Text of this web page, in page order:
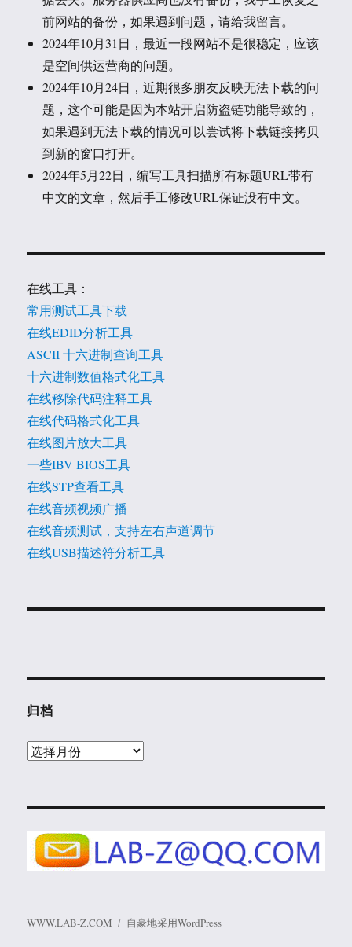
前网站的备份，如果遇到问题，请给我留言。
2024年10月31日，最近一段网站不是很稳定，应该
是空间供运营商的问题。
2024年10月24日，近期很多朋友反映无法下载的问
题，这个可能是因为本站开启防盗链功能导致的，
如果遇到无法下载的情况可以尝试将下载链接拷贝
到新的窗口打开。
2024年5月22日，编写工具扫描所有标题URL带有
中文的文章，然后手工修改URL保证没有中文。
在线工具：
常用测试工具下载
在线EDID分析工具
ASCII 十六进制查询工具
十六进制数值格式化工具
在线移除代码注释工具
在线代码格式化工具
在线图片放大工具
一些IBV BIOS工具
在线STP查看工具
在线音频视频广播
在线音频测试，支持左右声道调节
在线USB描述符分析工具
归档
归
WWW.LAB-Z.COM 自豪地采用WordPress